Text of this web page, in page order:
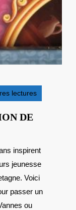
lectures
DE
jeunesse
Voici
passer un
ou